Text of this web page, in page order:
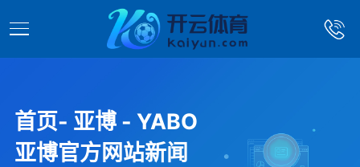
首页- 亚博 - YABO
亚博官方网站新闻